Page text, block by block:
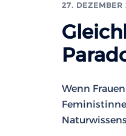
27. DEZEMBER
Wenn